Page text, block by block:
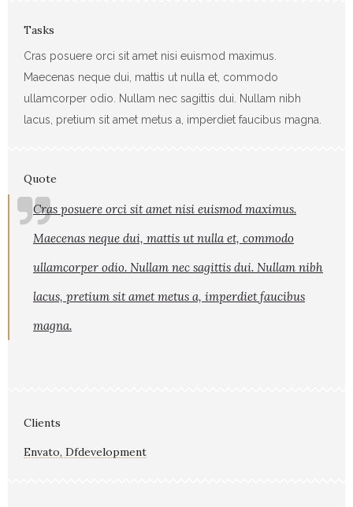
Tasks
Cras posuere orci sit amet nisi euismod maximus.
Maecenas neque dui, mattis ut nulla et, commodo
ullamcorper odio. Nullam nec sagittis dui. Nullam nibh
lacus, pretium sit amet metus a, imperdiet faucibus magna.
Quote
Cras posuere orci sit amet nisi euismod maximus.
Maecenas neque dui, mattis ut nulla et, commodo
ullamcorper odio. Nullam nec sagittis dui. Nullam nibh
lacus, pretium sit amet metus a, imperdiet faucibus
magna.
Clients
Envato, Dfdevelopment